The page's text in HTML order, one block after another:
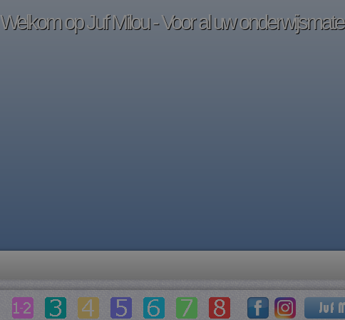
Welkom op Juf Milou - Voor al uw